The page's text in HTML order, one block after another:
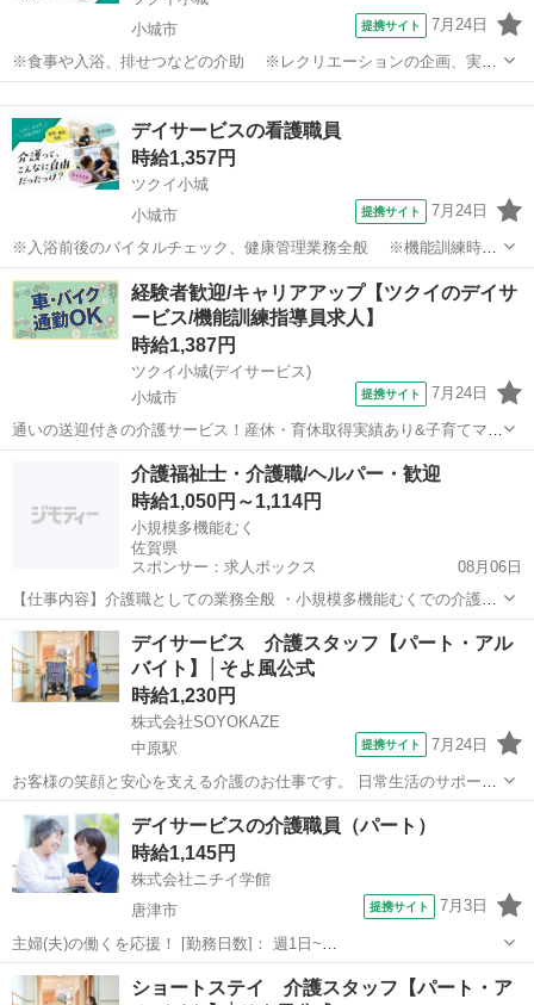
小城市
提携サイト 7月24日
※食事や入浴、排せつなどの介助 ※レクリエーションの企画、実施
※他スタッフと連携してのケア業務全般 ※送迎・添乗業務 ※各
種記録業務など ◆従事すべき業務の変更の範囲 なし ◆勤務場所の変
更の範囲 なし ◆有期労...デイサービスの看護職員
時給1,357円
ツクイ小城
小城市
提携サイト 7月24日
※入浴前後のバイタルチェック、健康管理業務全般 ※機能訓練時の
補助業務 ※他スタッフと連携してのケア業務全般 ※送迎、添乗業
務 ※各種記録業務など ◆従事すべき業務の変更の範囲 なし ◆勤
務場所の変更の範囲 なし ...
佐賀 小城市 介護
経験者歓迎/キャリアアップ【ツクイのデイサ
ービス/機能訓練指導員求人】
時給1,387円
ツクイ小城(デイサービス)
小城市
提携サイト 7月24日
通いの送迎付きの介護サービス！産休・育休取得実績あり&子育てママ
在籍中！ライフイベントにも柔軟に対応しています。 ★☆ 働きやすい
メリット多数 ★☆ ＼＼サービス・職種の魅力／／ ノウハウが豊富な
ツクイだからこそ、お一人...
介護
介護福祉士・介護職/ヘルパー・歓迎
時給1,050円～1,114円
小規模多機能むく
佐賀県
スポンサー：求人ボックス
08月06日
【仕事内容】介護職としての業務全般 ・小規模多機能むくでの介護業
務をおこないます ・訪問、通い、泊りを組み合わせたサービスを提供
しており、暮らしに関するすべてのことがお仕事となります ・利用者
さんと一緒に、畑作業をしたり、調理、運...
アルバイト・パート
デイサービス 介護スタッフ【パート・アル
バイト】│そよ風公式
時給1,230円
株式会社SOYOKAZE
中原駅
提携サイト 7月24日
お客様の笑顔と安心を支える介護のお仕事です。 日常生活のサポート
や身体介助（食事・入浴・排せつ・移乗など）をはじめ、レクリエー
ションの企画・実施、ご利用報告などの書類作成、送迎業務など幅広
い業務を担当。 チームで協力しながら...
佐賀 三養基郡 中原駅 介護
デイサービスの介護職員（パート）
時給1,145円
株式会社ニチイ学館
唐津市
提携サイト 7月3日
主婦(夫)の働くを応援！ [勤務日数]： 週1日~
07:00~16:00/09:00~18:00/11:00~20:00/16:00~06:00 月/火/水/木/金/土/
日 などから選べます [勤務地・最寄駅]： 佐賀...
佐賀 唐津市 ケアマネージャー
ショートステイ 介護スタッフ【パート・ア